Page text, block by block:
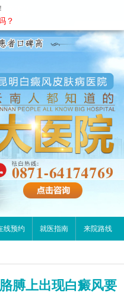
医院
线预约 就医指南 来院路线
膊上出现白癜风要
？